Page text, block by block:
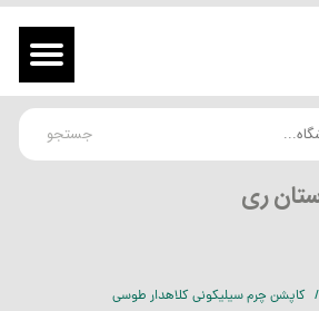
ری
جستجو
کاپشن چرم سیلیکونی کلاهدار طوسی